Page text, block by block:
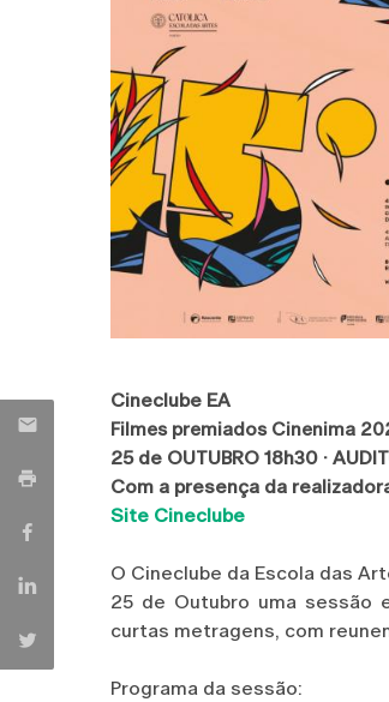
Cineclube EA
Filmes premiados Cinenima
25 de OUTUBRO 18h30 ·
Com a presença da
Site Cineclube
O Cineclube da Escola das
25 de Outubro uma sessão
curtas metragens, com
Programa da sessão: